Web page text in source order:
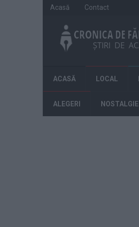
Acasă Contact
ACASĂ LOCAL
ALEGERI NOSTALGIE